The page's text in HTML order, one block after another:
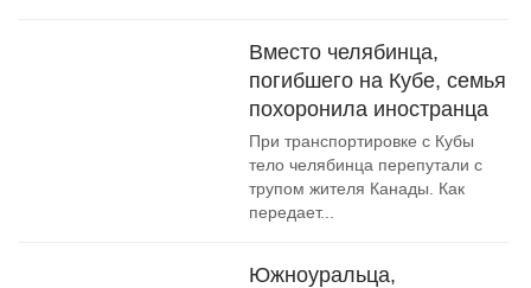
Вместо челябинца,
погибшего на Кубе, семья
похоронила иностранца
При транспортировке с Кубы
тело челябинца перепутали с
трупом жителя Канады. Как
передает...
Южноуральца,